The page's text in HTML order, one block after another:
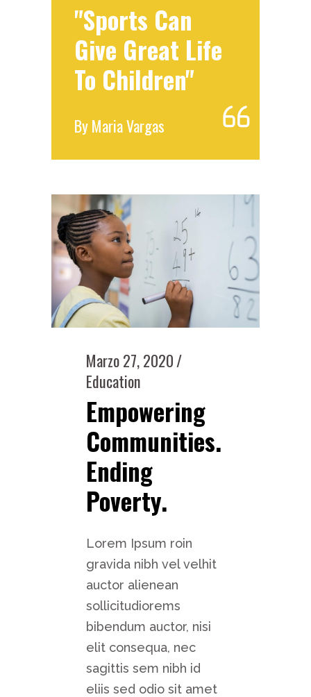
"Sports Can
Give Great Life
To Children"
ByMaria Vargas
Marzo 27, 2020
Education
Empowering
Communities.
Ending
Poverty.
Lorem Ipsum roin
gravida nibh vel velhit
auctor alienean
sollicitudiorems
bibendum auctor, nisi
elit consequa, nec
sagittis sem nibh id
eliis sed odio sit amet